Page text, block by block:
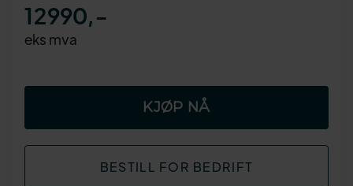
12990,-
eks mva
BESTILL FOR BEDRIFT